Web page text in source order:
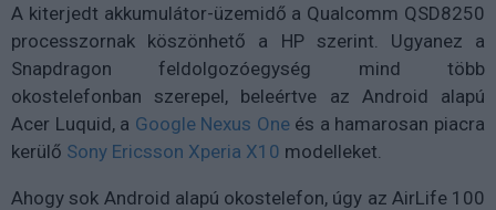
A kiterjedt akkumulátor-üzemidő a Qualcomm QSD8250
processzornak köszönhető a HP szerint. Ugyanez a
Snapdragon feldolgozóegység mind több
okostelefonban szerepel, beleértve az Android alapú
Acer Luquid, a Google Nexus Oneés a hamarosan piacra
kerülő Sony Ericsson Xperia X10 modelleket.
Ahogy sok Android alapú okostelefon, úgy az AirLife 100